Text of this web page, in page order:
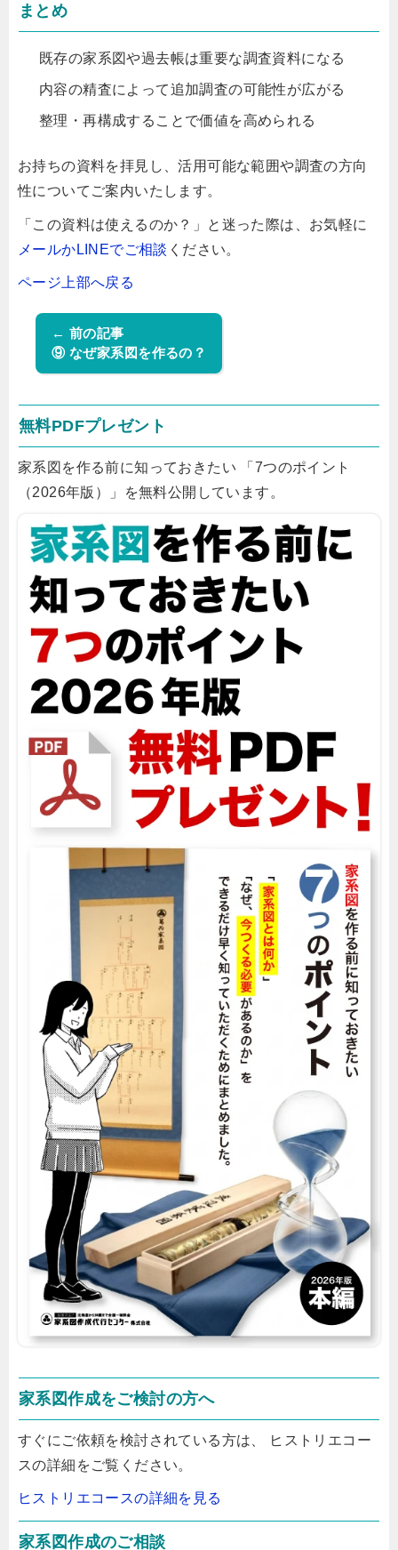
まとめ
既存の家系図や過去帳は重要な調査資料になる
内容の精査によって追加調査の可能性が広がる
整理・再構成することで価値を高められる
お持ちの資料を拝見し、活用可能な範囲や調査の方向
性についてご案内いたします。
「この資料は使えるのか？」と迷った際は、お気軽に
メールかLINEでご相談 ください。
ページ上部へ戻る
← 前の記事
⑨ なぜ家系図を作るの？
無料PDFプレゼント
家系図を作る前に知っておきたい 「7つのポイント
（2026年版）」を無料公開しています。
家系図作成をご検討の方へ
すぐにご依頼を検討されている方は、 ヒストリエコー
スの詳細をご覧ください。
ヒストリエコースの詳細を見る
家系図作成のご相談